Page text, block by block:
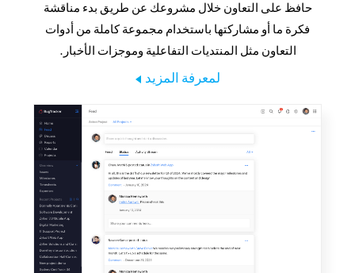
حافظ على التعاون خلال مشروعك عن طريق بدء مناقشة
فكرة ما أو مشاركتها باستخدام مجموعة كاملة من أدوات
التعاون مثل المنتديات التفاعلية وموجزات الأخبار.
لمعرفة المزيد